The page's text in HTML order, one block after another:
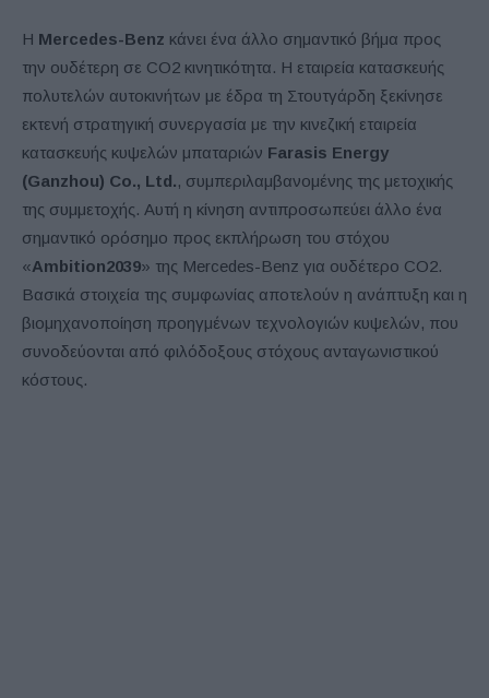
Η Mercedes-Benz κάνει ένα άλλο σημαντικό βήμα προς
την ουδέτερη σε CO2 κινητικότητα. Η εταιρεία κατασκευής
πολυτελών αυτοκινήτων με έδρα τη Στουτγάρδη ξεκίνησε
εκτενή στρατηγική συνεργασία με την κινεζική εταιρεία
κατασκευής κυψελών μπαταριών Farasis Energy
(Ganzhou) Co., Ltd., συμπεριλαμβανομένης της μετοχικής
της συμμετοχής. Αυτή η κίνηση αντιπροσωπεύει άλλο ένα
σημαντικό ορόσημο προς εκπλήρωση του στόχου
«Ambition2039» της Mercedes-Benz για ουδέτερο CO2.
Βασικά στοιχεία της συμφωνίας αποτελούν η ανάπτυξη και η
βιομηχανοποίηση προηγμένων τεχνολογιών κυψελών, που
συνοδεύονται από φιλόδοξους στόχους ανταγωνιστικού
κόστους.